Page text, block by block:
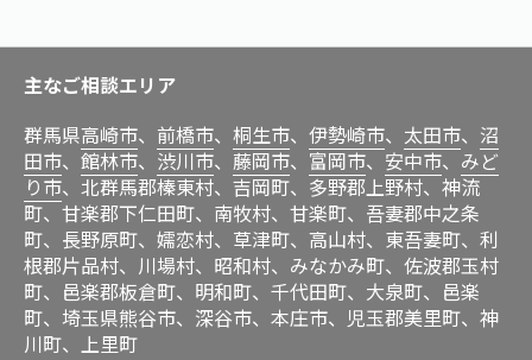
主なご相談エリア
群馬県高崎市、 前橋市、 桐生市、 伊勢崎市、 太田市、 沼
田市、 館林市、 渋川市、 藤岡市、 富岡市、 安中市、 みど
り市、北群馬郡榛東村、吉岡町、多野郡上野村、神流
町、甘楽郡下仁田町、南牧村、甘楽町、吾妻郡中之条
町、長野原町、嬬恋村、草津町、高山村、東吾妻町、利
根郡片品村、川場村、昭和村、みなかみ町、佐波郡玉村
町、邑楽郡板倉町、明和町、千代田町、大泉町、邑楽
町、埼玉県熊谷市、深谷市、本庄市、児玉郡美里町、神
川町、上里町